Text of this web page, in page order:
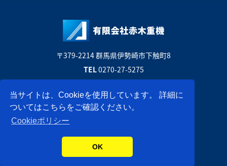
当サイトは、Cookieを使用しています。 詳細に
ついてはこちらをご確認ください。
Cookieポリシー
OK
〒379-2214 群馬県伊勢崎市下触町8
TEL0270-27-5275
公式フェイスブック
サイトマップ￨プライバシーポリシー
©Akagi JYUKI Co., Ltd.